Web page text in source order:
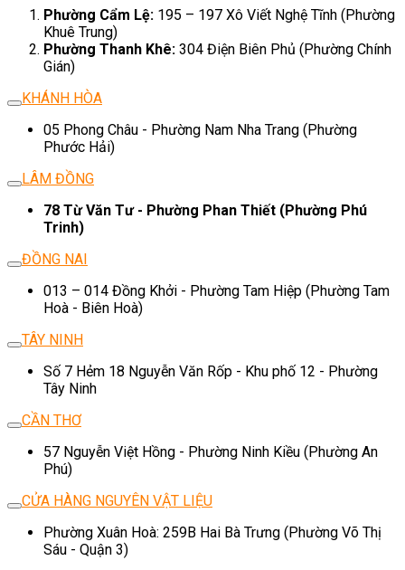
Phường Cẩm Lệ: 195 – 197 Xô Viết Nghệ Tĩnh (Phường
Khuê Trung)
Phường Thanh Khê: 304 Điện Biên Phủ (Phường Chính
Gián)
KHÁNH HÒA
05 Phong Châu - Phường Nam Nha Trang (Phường
Phước Hải)
LÂM ĐỒNG
78 Từ Văn Tư - Phường Phan Thiết (Phường Phú
Trinh)
ĐỒNG NAI
013 – 014 Đồng Khởi - Phường Tam Hiệp (Phường Tam
Hoà - Biên Hoà)
TÂY NINH
Số 7 Hẻm 18 Nguyễn Văn Rốp - Khu phố 12 - Phường
Tây Ninh
CẦN THƠ
57 Nguyễn Việt Hồng - Phường Ninh Kiều (Phường An
Phú)
CỬA HÀNG NGUYÊN VẬT LIỆU
Phường Xuân Hoà: 259B Hai Bà Trưng (Phường Võ Thị
Sáu - Quận 3)